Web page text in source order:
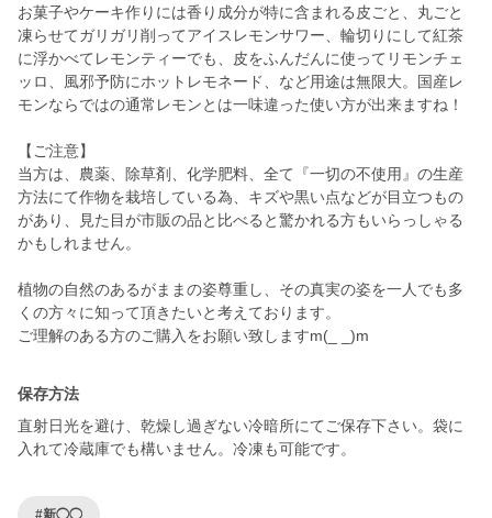
お菓子やケーキ作りには香り成分が特に含まれる皮ごと、丸ごと
凍らせてガリガリ削ってアイスレモンサワー、輪切りにして紅茶
に浮かべてレモンティーでも、皮をふんだんに使ってリモンチェ
ッロ、風邪予防にホットレモネード、など用途は無限大。国産レ
モンならではの通常レモンとは一味違った使い方が出来ますね！
【ご注意】
当方は、農薬、除草剤、化学肥料、全て『一切の不使用』の生産
方法にて作物を栽培している為、キズや黒い点などが目立つもの
があり、見た目が市販の品と比べると驚かれる方もいらっしゃる
かもしれません。
植物の自然のあるがままの姿尊重し、その真実の姿を一人でも多
くの方々に知って頂きたいと考えております。
ご理解のある方のご購入をお願い致しますm(_ _)m
保存方法
直射日光を避け、乾燥し過ぎない冷暗所にてご保存下さい。袋に
入れて冷蔵庫でも構いません。冷凍も可能です。
#新◯◯